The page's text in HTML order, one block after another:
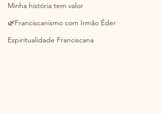
Minha história tem valor
🌿Franciscanismo com Irmão Éder
Espiritualidade Franciscana